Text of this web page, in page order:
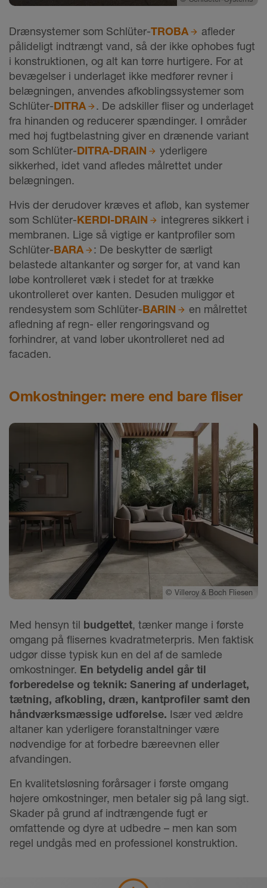
Drænsystemer som Schlüter-TROBA
afleder
pålideligt indtrængt vand, så der ikke ophobes fugt
i konstruktionen, og alt kan tørre hurtigere. For at
bevægelser i underlaget ikke medfører revner i
belægningen, anvendes afkoblingssystemer som
Schlüter-DITRA
. De adskiller fliser og underlaget
fra hinanden og reducerer spændinger. I områder
med høj fugtbelastning giver en drænende variant
som Schlüter-DITRA-DRAIN
yderligere
sikkerhed, idet vand afledes målrettet under
belægningen.
Hvis der derudover kræves et afløb, kan systemer
som Schlüter-KERDI-DRAIN
integreres sikkert i
membranen. Lige så vigtige er kantprofiler som
Schlüter-BARA
: De beskytter de særligt
belastede altankanter og sørger for, at vand kan
løbe kontrolleret væk i stedet for at trække
ukontrolleret over kanten. Desuden muliggør et
rendesystem som Schlüter-BARIN
en målrettet
afledning af regn- eller rengøringsvand og
forhindrer, at vand løber ukontrolleret ned ad
facaden.
Omkostninger: mere end bare fliser
© Villeroy & Boch Fliesen
Med hensyn til budgettet, tænker mange i første
omgang på flisernes kvadratmeterpris. Men faktisk
udgør disse typisk kun en del af de samlede
omkostninger. En betydelig andel går til
forberedelse og teknik: Sanering af underlaget,
tætning, afkobling, dræn, kantprofiler samt den
håndværksmæssige udførelse. Især ved ældre
altaner kan yderligere foranstaltninger være
nødvendige for at forbedre bæreevnen eller
afvandingen.
En kvalitetsløsning forårsager i første omgang
højere omkostninger, men betaler sig på lang sigt.
Skader på grund af indtrængende fugt er
omfattende og dyre at udbedre – men kan som
regel undgås med en professionel konstruktion.